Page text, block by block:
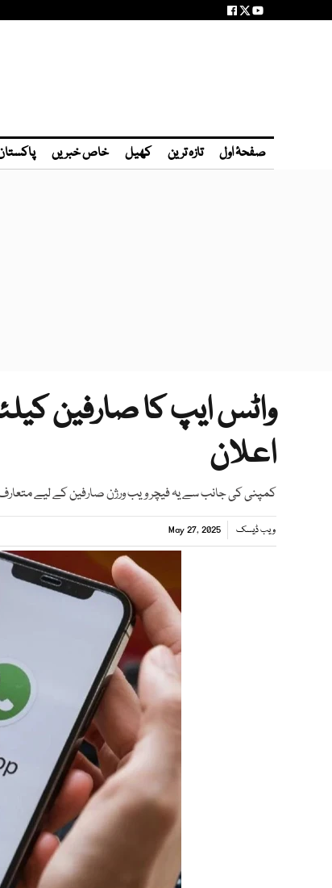
صفحۂ اول تازہ ترین کھیل خاص خبریں
واٹس ایپ کا صارفین
اعلان
کمپنی کی جانب سے یہ فیچر ویب ورژن صارفین کے لیے متعارف
ویب ڈیسک May 27, 2025